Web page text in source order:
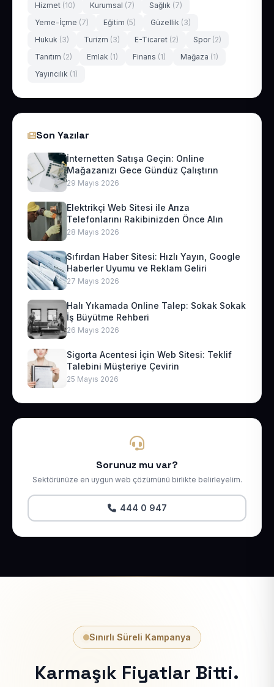
Hizmet (10) Kurumsal (7) Sağlık (7)
Yeme-İçme (7) Eğitim (5) Güzellik (3)
Hukuk (3) Turizm (3) E-Ticaret (2) Spor (2)
Tanıtım (2) Emlak (1) Finans (1) Mağaza (1)
Yayıncılık (1)
Son Yazılar
İnternetten Satışa Geçin: Online
Mağazanızı Gece Gündüz Çalıştırın
29 Mayıs 2026
Elektrikçi Web Sitesi ile Arıza
Telefonlarını Rakibinizden Önce Alın
28 Mayıs 2026
Sıfırdan Haber Sitesi: Hızlı Yayın, Google
Haberler Uyumu ve Reklam Geliri
27 Mayıs 2026
Halı Yıkamada Online Talep: Sokak Sokak
İş Büyütme Rehberi
26 Mayıs 2026
Sigorta Acentesi İçin Web Sitesi: Teklif
Talebini Müşteriye Çevirin
25 Mayıs 2026
Sorunuz mu var?
Sektörünüze en uygun web çözümünü birlikte belirleyelim.
444 0 947
Sınırlı Süreli Kampanya
Karmaşık Fiyatlar Bitti.